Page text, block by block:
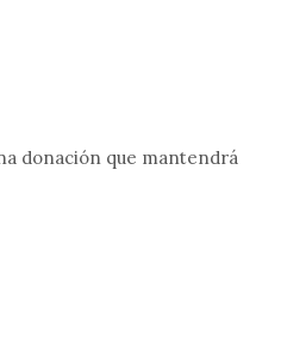
donación que mantendrá